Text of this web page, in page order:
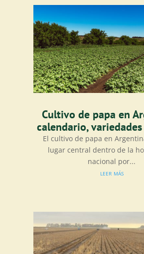
Cultivo de papa en
calendario,
El cultivo de papa en
lugar central dentro de la
nacional por...
leer más